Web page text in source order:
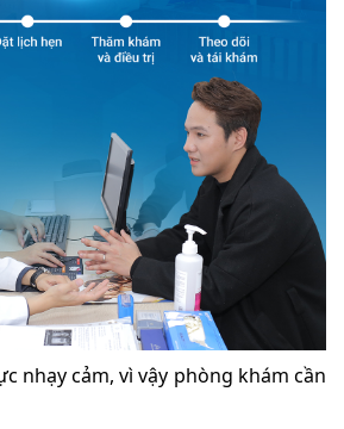
nhạy cảm, vì vậy phòng khám cần